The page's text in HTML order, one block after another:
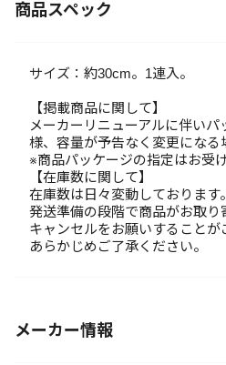
商品スペック
サイズ：約30cm。1連入。
【掲載商品に関して】
メーカーリニューアルに伴い
様、容量が予告なく変更になる
※商品パッケージの指定はお受
【在庫数に関して】
在庫数は日々変動しております。
発送準備の段階で商品がお取り
キャンセルをお願いすることが
あらかじめご了承ください。
メーカー情報